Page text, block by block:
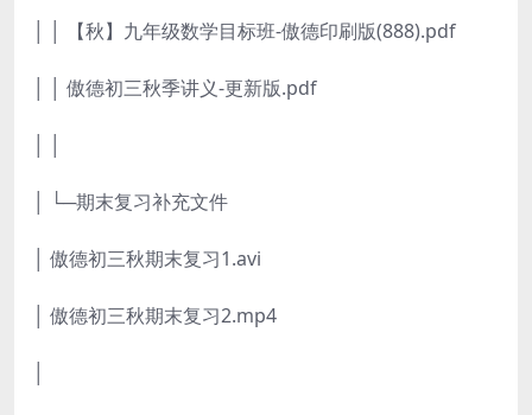
│ │ 【秋】九年级数学目标班-傲德印刷版(888).pdf
│ │ 傲德初三秋季讲义-更新版.pdf
│ └─期末复习补充文件
│ 傲德初三秋期末复习1.avi
│ 傲德初三秋期末复习2.mp4